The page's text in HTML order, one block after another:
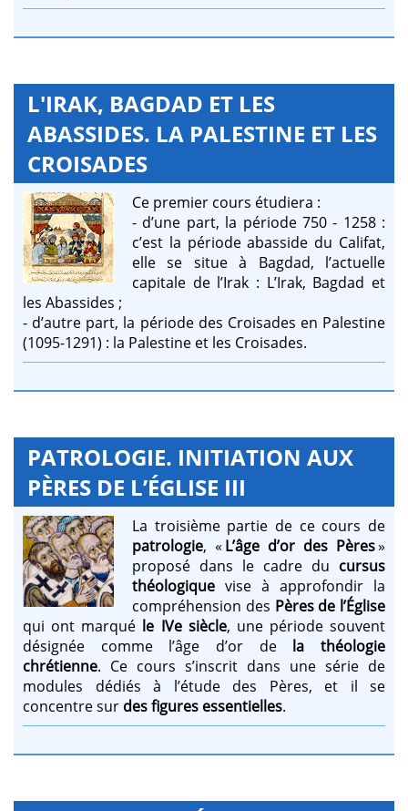
L'IRAK, BAGDAD ET LES
ABASSIDES. LA PALESTINE ET LES
CROISADES
Ce premier cours étudiera :
- d’une part, la période 750 - 1258 :
c’est la période abasside du Califat,
elle se situe à Bagdad, l’actuelle
capitale de l’Irak : L’Irak, Bagdad et
les Abassides ;
- d’autre part, la période des Croisades en Palestine
(1095-1291) : la Palestine et les Croisades.
PATROLOGIE. INITIATION AUX
PÈRES DE L’ÉGLISE III
La troisième partie de ce cours de
patrologie, « L’âge d’or des Pères»
proposé dans le cadre du cursus
théologique vise à approfondir la
compréhension des Pères de l’Église
qui ont marqué le IVe siècle, une période souvent
désignée comme l’âge d’or de la théologie
chrétienne. Ce cours s’inscrit dans une série de
modules dédiés à l’étude des Pères, et il se
concentre sur des figures essentielles.